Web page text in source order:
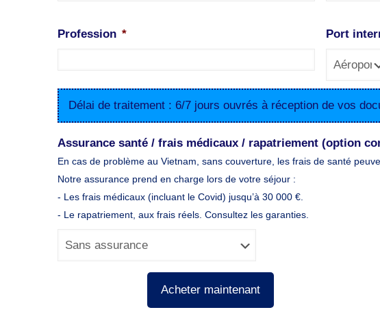
Profession * Port
Délai de traitement : 6/7 jours ouvrés à réception de vos
Assurance santé / frais médicaux / rapatriement (option
En cas de problème au Vietnam, sans couverture, les frais de santé
Notre assurance prend en charge lors de votre séjour :
- Les frais médicaux (incluant le Covid) jusqu’à 30 000 €.
- Le rapatriement, aux frais réels. Consultez les garanties.
Acheter maintenant